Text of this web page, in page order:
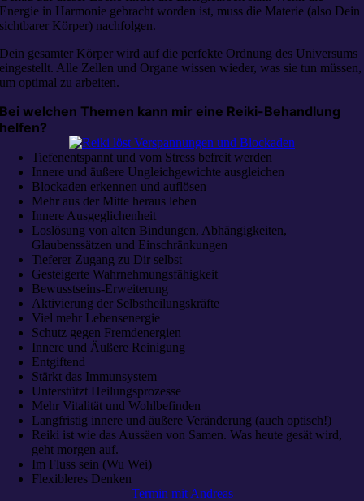
Energie in Harmonie gebracht worden ist, muss die Materie (also Dein
sichtbarer Körper) nachfolgen.
Dein gesamter Körper wird auf die perfekte Ordnung des Universums
eingestellt. Alle Zellen und Organe wissen wieder, was sie tun müssen,
um optimal zu arbeiten.
Bei welchen Themen kann mir eine Reiki-Behandlung
helfen?
Tiefenentspannt und vom Stress befreit werden
Innere und äußere Ungleichgewichte ausgleichen
Blockaden erkennen und auflösen
Mehr aus der Mitte heraus leben
Innere Ausgeglichenheit
Loslösung von alten Bindungen, Abhängigkeiten,
Glaubenssätzen und Einschränkungen
Tieferer Zugang zu Dir selbst
Gesteigerte Wahrnehmungsfähigkeit
Bewusstseins-Erweiterung
Aktivierung der Selbstheilungskräfte
Viel mehr Lebensenergie
Schutz gegen Fremdenergien
Innere und Äußere Reinigung
Entgiftend
Stärkt das Immunsystem
Unterstützt Heilungsprozesse
Mehr Vitalität und Wohlbefinden
Langfristig innere und äußere Veränderung (auch optisch!)
Reiki ist wie das Aussäen von Samen. Was heute gesät wird,
geht morgen auf.
Im Fluss sein (Wu Wei)
Flexibleres Denken
Termin mit Andreas